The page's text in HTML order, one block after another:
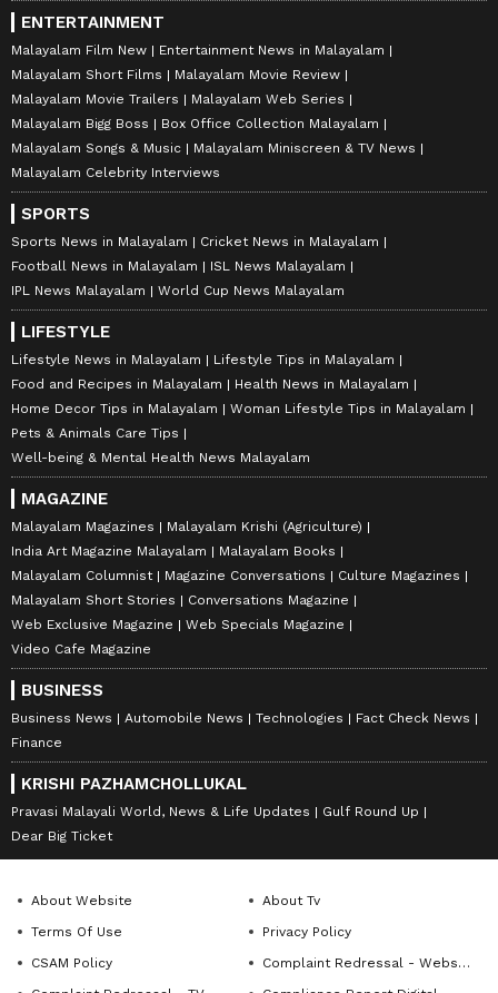
ENTERTAINMENT
Malayalam Film New
Entertainment News in Malayalam
Malayalam Short Films
Malayalam Movie Review
Malayalam Movie Trailers
Malayalam Web Series
Malayalam Bigg Boss
Box Office Collection Malayalam
Malayalam Songs & Music
Malayalam Miniscreen & TV News
Malayalam Celebrity Interviews
SPORTS
Sports News in Malayalam
Cricket News in Malayalam
Football News in Malayalam
ISL News Malayalam
IPL News Malayalam
World Cup News Malayalam
LIFESTYLE
Lifestyle News in Malayalam
Lifestyle Tips in Malayalam
Food and Recipes in Malayalam
Health News in Malayalam
Home Decor Tips in Malayalam
Woman Lifestyle Tips in Malayalam
Pets & Animals Care Tips
Well-being & Mental Health News Malayalam
MAGAZINE
Malayalam Magazines
Malayalam Krishi (Agriculture)
India Art Magazine Malayalam
Malayalam Books
Malayalam Columnist
Magazine Conversations
Culture Magazines
Malayalam Short Stories
Conversations Magazine
Web Exclusive Magazine
Web Specials Magazine
Video Cafe Magazine
BUSINESS
Business News Automobile News Technologies
Fact Check News
Finance
KRISHI PAZHAMCHOLLUKAL
Pravasi Malayali World, News & Life Updates
Gulf Round Up
Dear Big Ticket
About Website
About Tv
Terms Of Use
Privacy Policy
CSAM Policy
Complaint Redressal - Website